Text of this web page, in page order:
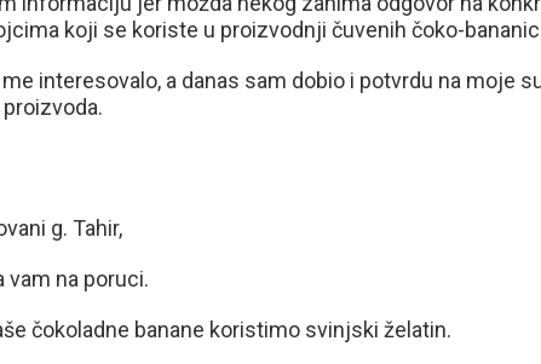
koji se koriste u proizvodnji čuvenih čoko-
interesovalo, a danas sam dobio i potvrdu na moje
g. Tahir,
vam na poruci.
čokoladne banane koristimo svinjski želatin.